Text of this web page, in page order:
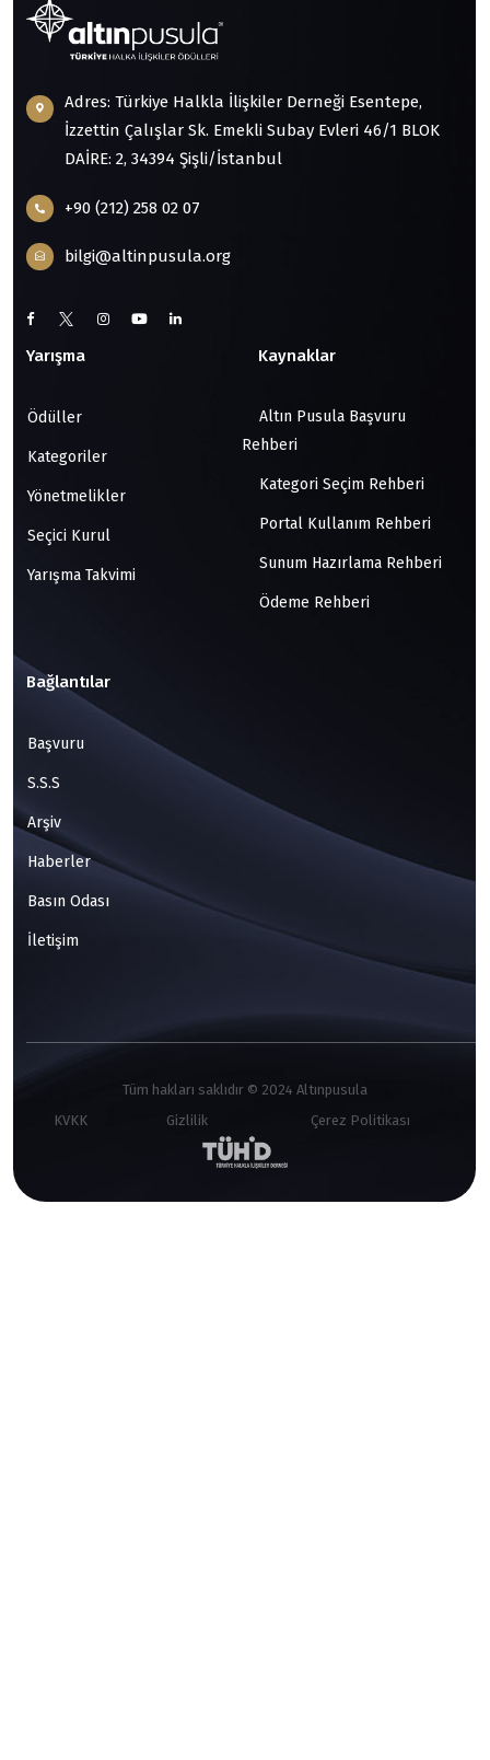
Adres: Türkiye Halkla İlişkiler Derneği Esentepe,
İzzettin Çalışlar Sk. Emekli Subay Evleri 46/1 BLOK
DAİRE: 2, 34394 Şişli/İstanbul
+90 (212) 258 02 07
bilgi@altinpusula.org
Yarışma
Ödüller
Kategoriler
Yönetmelikler
Seçici Kurul
Yarışma Takvimi
Kaynaklar
Altın Pusula Başvuru
Rehberi
Kategori Seçim Rehberi
Portal Kullanım Rehberi
Sunum Hazırlama Rehberi
Ödeme Rehberi
Bağlantılar
Başvuru
S.S.S
Arşiv
Haberler
Basın Odası
İletişim
Tüm hakları saklıdır © 2024 Altınpusula
KVKK
Gizlilik Çerez Politikası